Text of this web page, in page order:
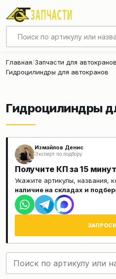
Главная Запчасти для автокранов
Гидроцилиндры для автокранов
Гидроцилиндры
Измайлов Денис
Эксперт по подбору
Получите КП за 15 минут
Укажите артикулы, названия,
наличие на складах и